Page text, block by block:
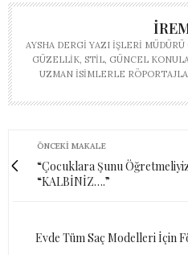
AYSHA DERGI YAZI İŞLERI
GÜZELLIK, STIL, GÜNCEL
UZMAN ISIMLERLE
ÖNCEKI MAKALE
“Çocuklara Şunu
“KALBİNİZ….”
Evde Tüm Saç Modelleri İçin